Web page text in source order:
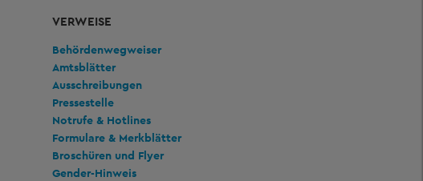
VERWEISE
Behördenwegweiser
Amtsblätter
Ausschreibungen
Pressestelle
Notrufe & Hotlines
Formulare & Merkblätter
Broschüren und Flyer
Gender-Hinweis